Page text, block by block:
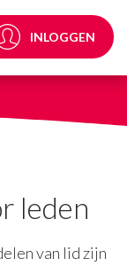
INLOGGEN
leden
van lid zijn